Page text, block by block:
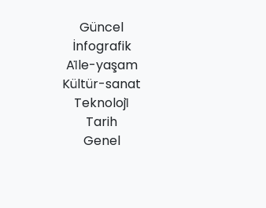
Güncel
İnfografik
Ai̇le-yaşam
Kültür-sanat
Teknoloji̇
Tarih
Genel